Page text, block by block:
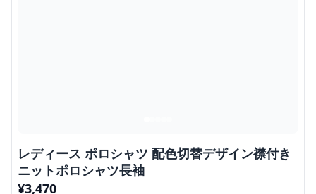
レディース ポロシャツ 配色切替デザイン襟付き
ニットポロシャツ長袖
¥3,470